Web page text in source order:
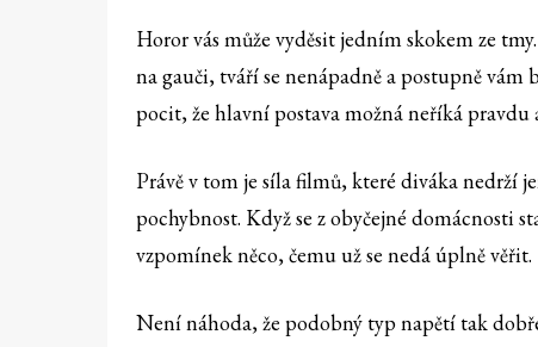
Horor vás může vyděsit jedním skokem ze
na gauči, tváří se nenápadně a postupně vám
pocit, že hlavní postava možná neříká pravdu
Právě v tom je síla filmů, které diváka nedrží
pochybnost. Když se z obyčejné domácnosti
vzpomínek něco, čemu už se nedá úplně věřit.
Není náhoda, že podobný typ napětí tak